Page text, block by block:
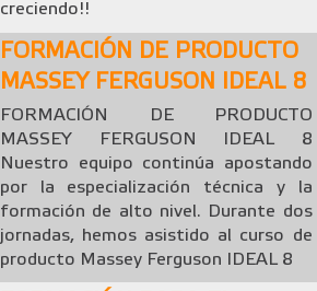
creciendo!!
FORMACIÓN DE PRODUCTO
MASSEY FERGUSON IDEAL 8
FORMACIÓN DE PRODUCTO
MASSEY FERGUSON IDEAL 8
Nuestro equipo continúa apostando
por la especialización técnica y la
formación de alto nivel. Durante dos
jornadas, hemos asistido al curso de
producto Massey Ferguson IDEAL 8